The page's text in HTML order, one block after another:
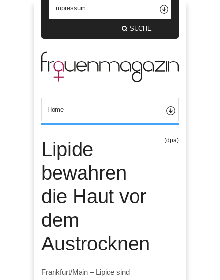
SUCHE
Lipide
bewahren
die Haut vor
dem
Austrocknen
(dpa)
Frankfurt/Main – Lipide sind